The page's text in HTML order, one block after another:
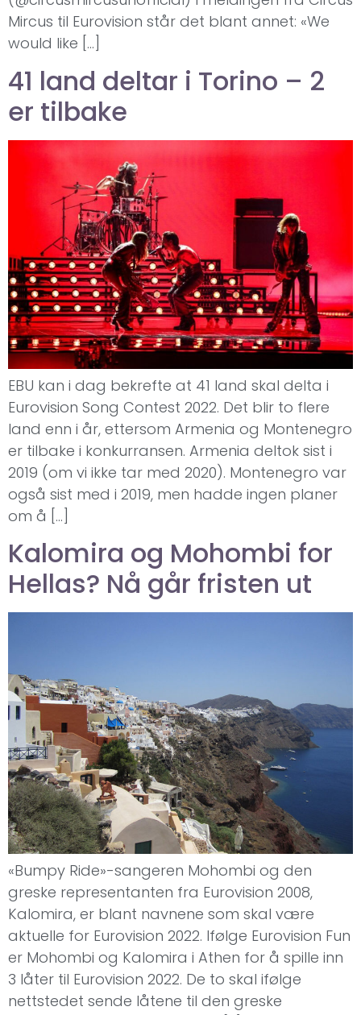
Mircus til Eurovision står det blant annet: «We
would like […]
41 land deltar i Torino – 2
er tilbake
EBU kan i dag bekrefte at 41 land skal delta i
Eurovision Song Contest 2022. Det blir to flere
land enn i år, ettersom Armenia og Montenegro
er tilbake i konkurransen. Armenia deltok sist i
2019 (om vi ikke tar med 2020). Montenegro var
også sist med i 2019, men hadde ingen planer
om å […]
Kalomira og Mohombi for
Hellas? Nå går fristen ut
«Bumpy Ride»-sangeren Mohombi og den
greske representanten fra Eurovision 2008,
Kalomira, er blant navnene som skal være
aktuelle for Eurovision 2022. Ifølge Eurovision Fun
er Mohombi og Kalomira i Athen for å spille inn
3 låter til Eurovision 2022. De to skal ifølge
nettstedet sende låtene til den greske